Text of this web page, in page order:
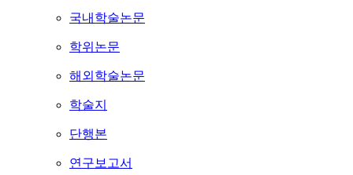
국내학술논문
학위논문
해외학술논문
학술지
단행본
연구보고서